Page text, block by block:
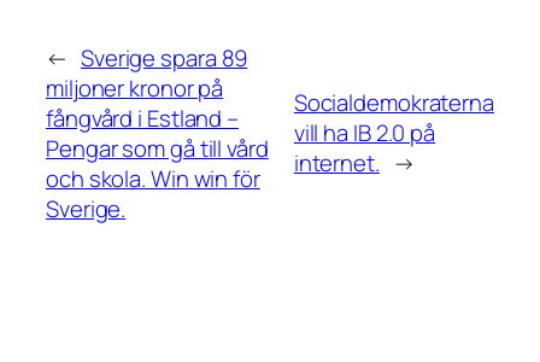
← Sverige spara 89
miljoner kronor på
fångvård i Estland –
Pengar som gå till vård
och skola. Win win för
Sverige.
Socialdemokraterna
vill ha IB 2.0 på
internet. →